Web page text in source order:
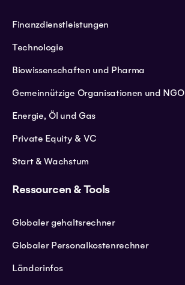
Finanzdienstleistungen
Technologie
Biowissenschaften und Pharma
Gemeinnützige Organisationen und NGO
Energie, Öl und Gas
Private Equity & VC
Start & Wachstum
Ressourcen & Tools
Globaler gehaltsrechner
Globaler Personalkostenrechner
Länderinfos